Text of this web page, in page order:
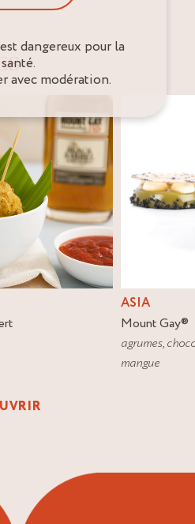
ASIA
Mount Gay®
agrumes,
mangue
dangereux pour la
santé.
avec modération.